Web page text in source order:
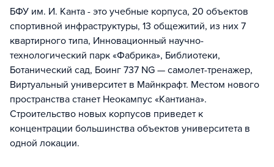
БФУ им. И. Канта - это учебные корпуса, 20 объектов
спортивной инфраструктуры, 13 общежитий, из них 7
квартирного типа, Инновационный научно-
технологический парк «Фабрика», Библиотеки,
Ботанический сад, Боинг 737 NG — самолет-тренажер,
Виртуальный университет в Майнкрафт. Местом нового
пространства станет Неокампус «Кантиана».
Строительство новых корпусов приведет к
концентрации большинства объектов университета в
одной локации.